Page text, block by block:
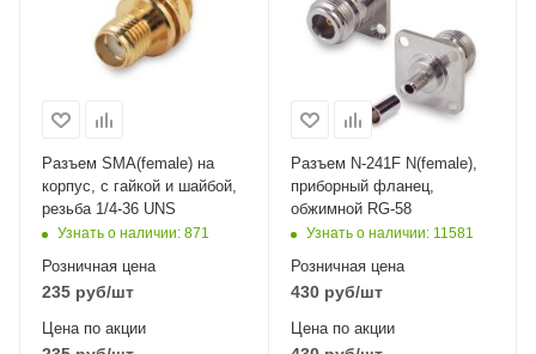
Разъем SMA(female) на
корпус, с гайкой и шайбой,
резьба 1/4-36 UNS
Узнать о наличии: 871
Розничная цена
235 руб/шт
Цена по акции
Разъем N-241F N(female),
приборный фланец,
обжимной RG-58
Узнать о наличии: 11581
Розничная цена
430руб/шт
Цена по акции